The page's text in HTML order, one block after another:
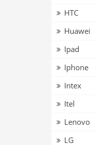
HTC
Huawei
Ipad
Iphone
Intex
Itel
Lenovo
LG